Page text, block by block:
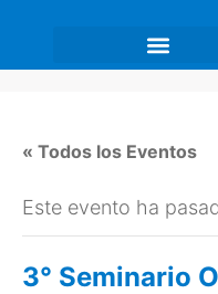
« Todos los Eventos
Este evento ha
3° Seminario